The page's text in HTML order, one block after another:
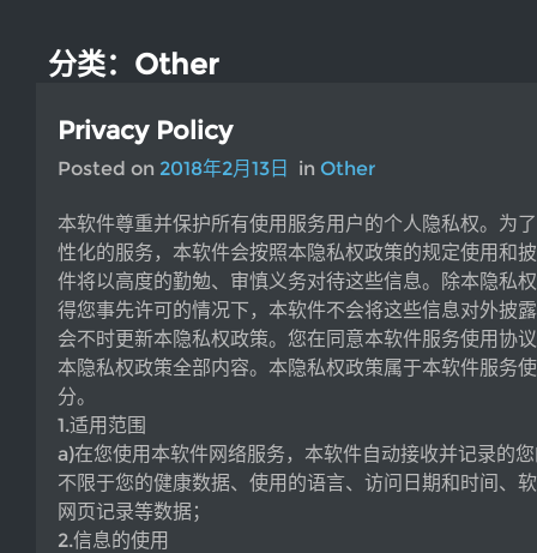
分类：Other
Privacy Policy
Posted on 2018年2月13日 in Other
本软件尊重并保护所有使用服务用户的个人隐私权。为
性化的服务，本软件会按照本隐私权政策的规定使用和
件将以高度的勤勉、审慎义务对待这些信息。除本隐私
得您事先许可的情况下，本软件不会将这些信息对外披
会不时更新本隐私权政策。您在同意本软件服务使用协
本隐私权政策全部内容。本隐私权政策属于本软件服务
分。
1.适用范围
a)在您使用本软件网络服务，本软件自动接收并记录的
不限于您的健康数据、使用的语言、访问日期和时间、
网页记录等数据；
2.信息的使用